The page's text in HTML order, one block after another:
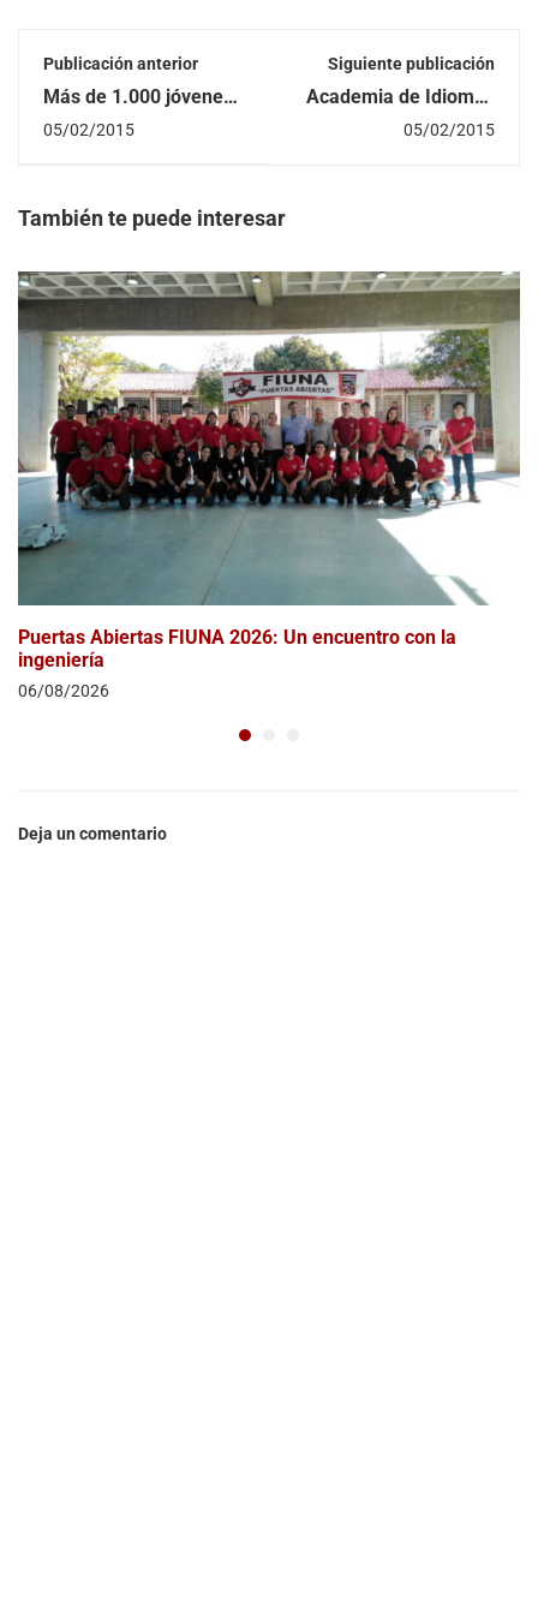
Publicación anterior
Más de 1.000 jóvenes
rinden examen para
ingresar a Ingeniería
05/02/2015
Siguiente publicación
Academia de Idiomas
de la FIUNA informa
periodo de
05/02/2015
También te puede interesar
Puertas Abiertas FIUNA 2026: Un encuentro con la
ingeniería
06/08/2026
Deja un comentario